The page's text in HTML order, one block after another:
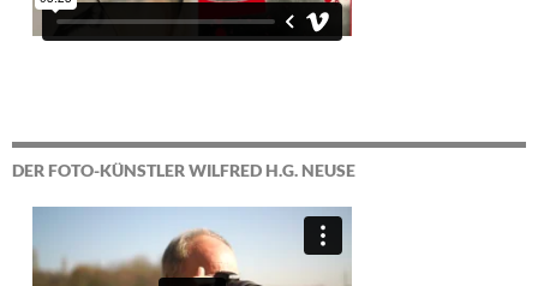
DER FOTO-KÜNSTLER WILFRED H.G. NEUSE